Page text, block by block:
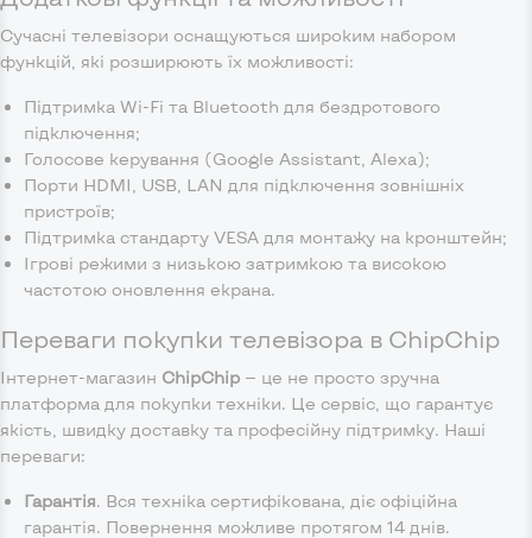
Сучасні телевізори оснащуються широким набором
функцій, які розширюють їх можливості:
Підтримка Wi-Fi та Bluetooth для бездротового
підключення;
Голосове керування (Google Assistant, Alexa);
Порти HDMI, USB, LAN для підключення зовнішніх
пристроїв;
Підтримка стандарту VESA для монтажу на кронштейн;
Ігрові режими з низькою затримкою та високою
частотою оновлення екрана.
Переваги покупки телевізора в ChipChip
Інтернет-магазин ChipChip — це не просто зручна
платформа для покупки техніки. Це сервіс, що гарантує
якість, швидку доставку та професійну підтримку. Наші
переваги:
Гарантія. Вся техніка сертифікована, діє офіційна
гарантія. Повернення можливе протягом 14 днів.